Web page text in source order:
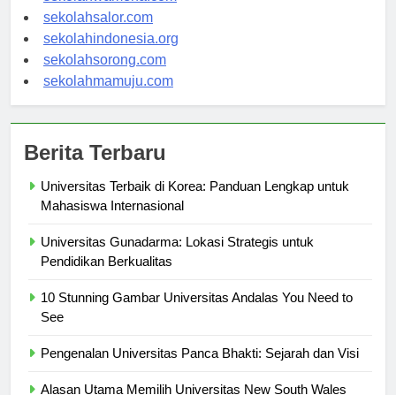
sekolahwamena.com
sekolahsalor.com
sekolahindonesia.org
sekolahsorong.com
Universitas Terbaik di Korea: Panduan Lengkap untuk
Universitas Gunadarma: Lokasi Strategis untuk
10 Stunning Gambar Universitas Andalas You Need to